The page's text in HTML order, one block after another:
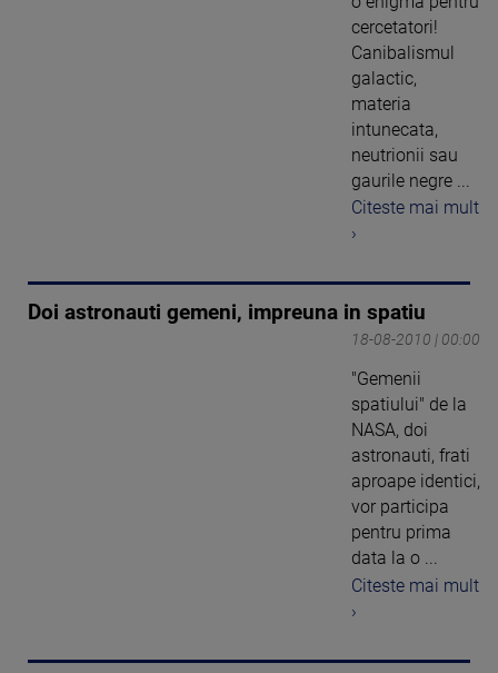
cercetatori!
Canibalismul
galactic,
materia
intunecata,
neutrionii sau
gaurile negre ...
Citeste mai mult
›
Doi astronauti gemeni, impreuna in spatiu
18-08-2010 | 00:00
"Gemenii
spatiului" de la
NASA, doi
astronauti, frati
aproape identici,
vor participa
pentru prima
data la o ...
Citeste mai mult
›